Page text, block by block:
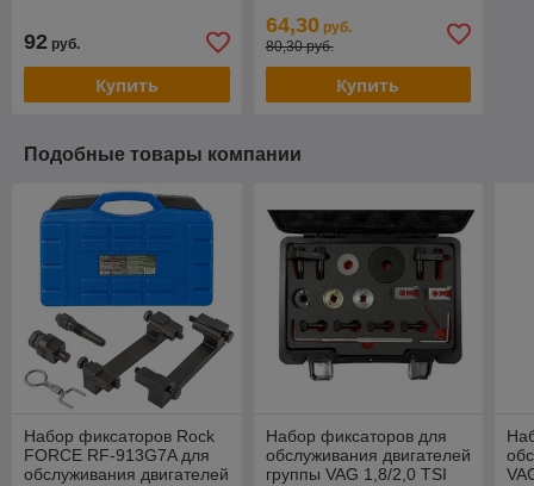
92 руб.
Купить
64,30руб.
80,30 руб.
Купить
Подобные товары компании
Набор фиксаторов Rock
FORCE RF-913G7A для
обслуживания двигателей
Набор фиксаторов для
обслуживания двигателей
группы VAG 1,8/2,0 TSI